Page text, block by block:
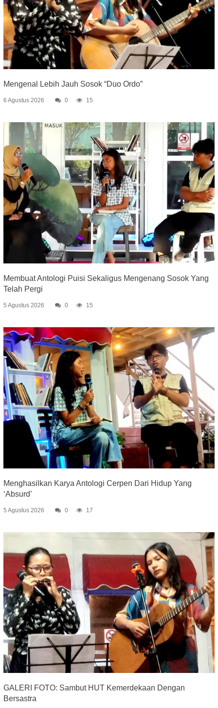
Mengenal Lebih Jauh Sosok “Duo Ordo”
6 Agustus 2026 0 15
Membuat Antologi Puisi Sekaligus Mengenang Sosok Yang
Telah Pergi
5 Agustus 2026 0 15
Menghasilkan Karya Antologi Cerpen Dari Hidup Yang
‘Absurd’
5 Agustus 2026 0 17
GALERI FOTO: Sambut HUT Kemerdekaan Dengan
Bersastra